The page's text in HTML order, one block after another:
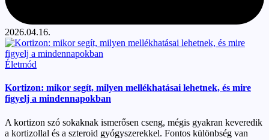
2026.04.16.
Posted
Életmód
Kortizon: mikor segít, milyen mellékhatásai lehetnek, és mire
figyelj a mindennapokban
A kortizon szó sokaknak ismerősen cseng, mégis gyakran keveredik
a kortizollal és a szteroid gyógyszerekkel. Fontos különbség van